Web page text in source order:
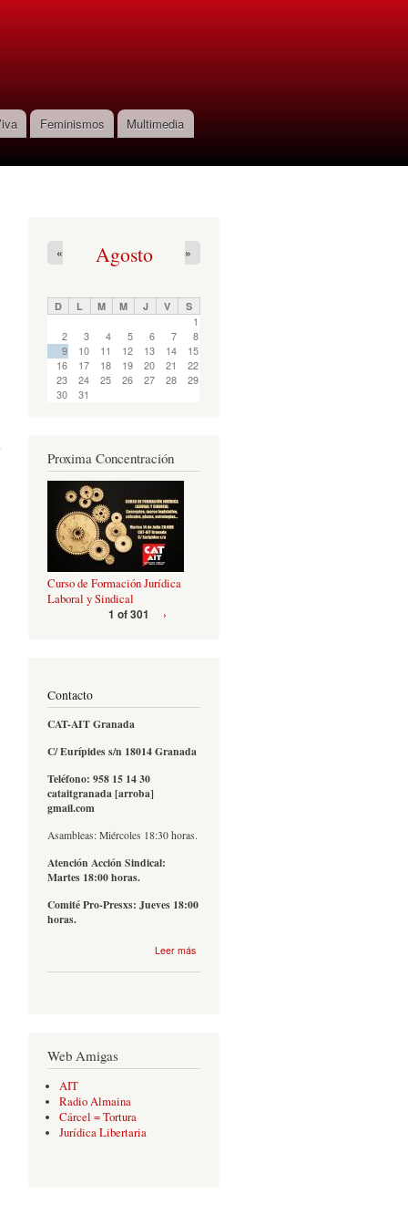
Feminismos Multimedia
Agosto
« »
D L M M J V S
1
2
3 4 5 6 7
8
9
10 11 12 13 14
15
16
17 18 19 20 21
22
23
24 25 26 27 28
29
30
31
Proxima Concentración
Curso de Formación Jurídica
Laboral y Sindical
1 of 301
›
Contacto
CAT-AIT Granada
C/ Eurípides s/n 18014 Granada
Teléfono: 958 15 14 30
cataitgranada [arroba]
gmail.com
Asambleas: Miércoles 18:30 horas.
Atención Acción Sindical:
Martes 18:00 horas.
Comité Pro-Presxs: Jueves 18:00
horas.
Leer más
Web Amigas
AIT
Radio Almaina
Cárcel = Tortura
Jurídica Libertaria